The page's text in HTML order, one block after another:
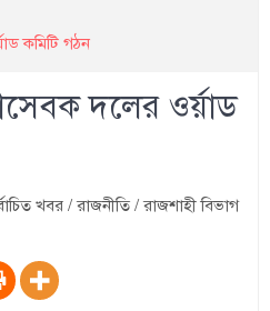
কমিটি গঠন
দলের ওর্য়াড
খবর /রাজনীতি /রাজশাহী বিভাগ